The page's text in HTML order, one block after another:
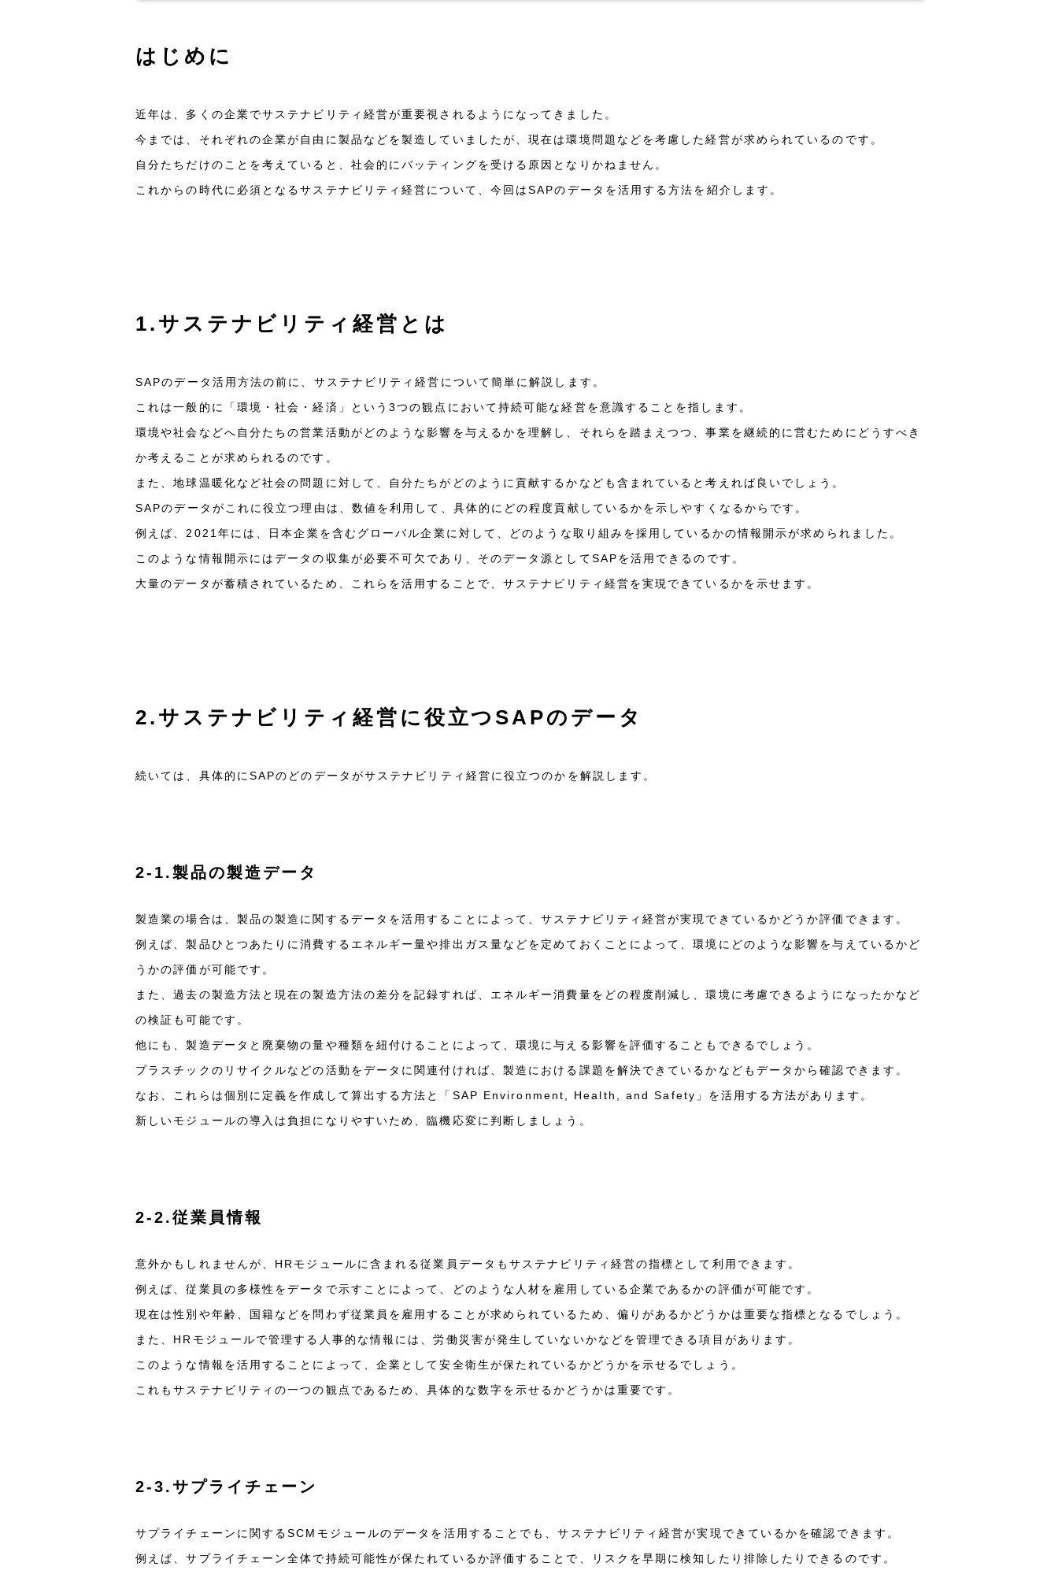
はじめに
近年は、多くの企業でサステナビリティ経営が重要視されるようになってきました。
今までは、それぞれの企業が自由に製品などを製造していましたが、現在は環境問題などを考慮した経営が求められているのです。
自分たちだけのことを考えていると、社会的にバッティングを受ける原因となりかねません。
これからの時代に必須となるサステナビリティ経営について、今回はSAPのデータを活用する方法を紹介します。
1.サステナビリティ経営とは
SAPのデータ活用方法の前に、サステナビリティ経営について簡単に解説します。
これは一般的に「環境・社会・経済」という3つの観点において持続可能な経営を意識することを指します。
環境や社会などへ自分たちの営業活動がどのような影響を与えるかを理解し、それらを踏まえつつ、事業を継続的に営むためにどうすべき
か考えることが求められるのです。
また、地球温暖化など社会の問題に対して、自分たちがどのように貢献するかなども含まれていると考えれば良いでしょう。
SAPのデータがこれに役立つ理由は、数値を利用して、具体的にどの程度貢献しているかを示しやすくなるからです。
例えば、2021年には、日本企業を含むグローバル企業に対して、どのような取り組みを採用しているかの情報開示が求められました。
このような情報開示にはデータの収集が必要不可欠であり、そのデータ源としてSAPを活用できるのです。
大量のデータが蓄積されているため、これらを活用することで、サステナビリティ経営を実現できているかを示せます。
2.サステナビリティ経営に役立つSAPのデータ
続いては、具体的にSAPのどのデータがサステナビリティ経営に役立つのかを解説します。
2-1.製品の製造データ
製造業の場合は、製品の製造に関するデータを活用することによって、サステナビリティ経営が実現できているかどうか評価できます。
例えば、製品ひとつあたりに消費するエネルギー量や排出ガス量などを定めておくことによって、環境にどのような影響を与えているかど
うかの評価が可能です。
また、過去の製造方法と現在の製造方法の差分を記録すれば、エネルギー消費量をどの程度削減し、環境に考慮できるようになったかなど
の検証も可能です。
他にも、製造データと廃棄物の量や種類を紐付けることによって、環境に与える影響を評価することもできるでしょう。
プラスチックのリサイクルなどの活動をデータに関連付ければ、製造における課題を解決できているかなどもデータから確認できます。
なお、これらは個別に定義を作成して算出する方法と「SAP Environment, Health, and Safety」を活用する方法があります。
新しいモジュールの導入は負担になりやすいため、臨機応変に判断しましょう。
2-2.従業員情報
意外かもしれませんが、HRモジュールに含まれる従業員データもサステナビリティ経営の指標として利用できます。
例えば、従業員の多様性をデータで示すことによって、どのような人材を雇用している企業であるかの評価が可能です。
現在は性別や年齢、国籍などを問わず従業員を雇用することが求められているため、偏りがあるかどうかは重要な指標となるでしょう。
また、HRモジュールで管理する人事的な情報には、労働災害が発生していないかなどを管理できる項目があります。
このような情報を活用することによって、企業として安全衛生が保たれているかどうかを示せるでしょう。
これもサステナビリティの一つの観点であるため、具体的な数字を示せるかどうかは重要です。
2-3.サプライチェーン
サプライチェーンに関するSCMモジュールのデータを活用することでも、サステナビリティ経営が実現できているかを確認できます。
例えば、サプライチェーン全体で持続可能性が保たれているか評価することで、リスクを早期に検知したり排除したりできるのです。